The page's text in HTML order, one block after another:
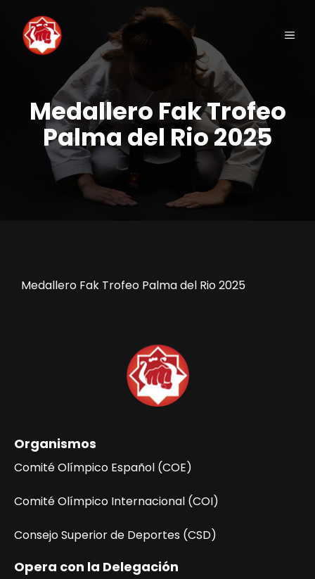
contenido
Medallero Fak Trofeo
Palma del Rio 2025
Medallero Fak Trofeo Palma del Rio 2025
Organismos
Comité Olímpico Español (COE)
Comité Olímpico Internacional (COI)
Consejo Superior de Deportes (CSD)
Opera con la Delegación